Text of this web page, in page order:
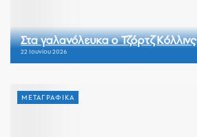
Στα γαλανόλευκα ο Τζόρτζ Κόλλινς
22 Ιουνίου 2026
ΜΕΤΑΓΡΑΦΙΚΑ